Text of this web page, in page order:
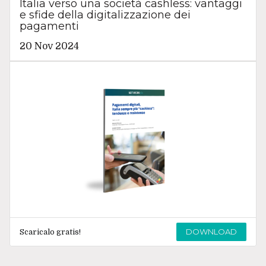
Italia verso una società cashless: vantaggi
e sfide della digitalizzazione dei
pagamenti
20 Nov 2024
Scaricalo gratis! DOWNLOAD